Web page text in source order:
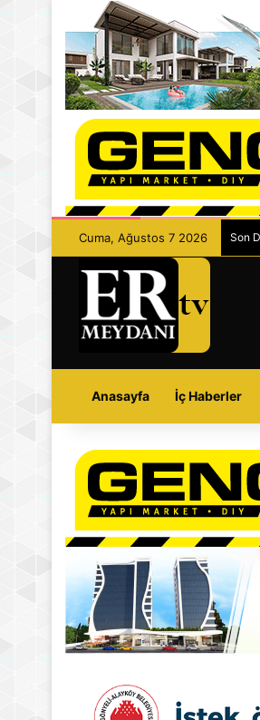
Cuma, Ağustos 7 2026 Son
Anasayfa İç Haberler